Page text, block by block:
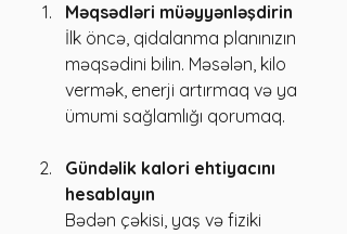
Məqsədləri müəyyənləşdirin
İlk öncə, qidalanma planınızın
məqsədini bilin. Məsələn, kilo
vermək, enerji artırmaq və ya
ümumi sağlamlığı qorumaq.
Gündəlik kalori ehtiyacını
hesablayın
Bədən çəkisi, yaş və fiziki